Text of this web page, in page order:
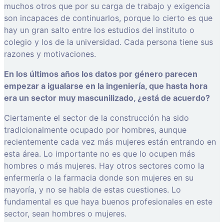
muchos otros que por su carga de trabajo y exigencia
son incapaces de continuarlos, porque lo cierto es que
hay un gran salto entre los estudios del instituto o
colegio y los de la universidad. Cada persona tiene sus
razones y motivaciones.
En los últimos años los datos por género parecen
empezar a igualarse en la ingeniería, que hasta hora
era un sector muy mascunilizado, ¿está de acuerdo?
Ciertamente el sector de la construcción ha sido
tradicionalmente ocupado por hombres, aunque
recientemente cada vez más mujeres están entrando en
esta área. Lo importante no es que lo ocupen más
hombres o más mujeres. Hay otros sectores como la
enfermería o la farmacia donde son mujeres en su
mayoría, y no se habla de estas cuestiones. Lo
fundamental es que haya buenos profesionales en este
sector, sean hombres o mujeres.